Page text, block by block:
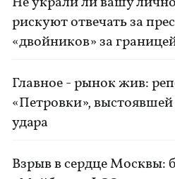
рискуют отвечать за
«двойников» за
Главное - рынок жив:
«Петровки»,
удара
Взрыв в сердце Москвы: